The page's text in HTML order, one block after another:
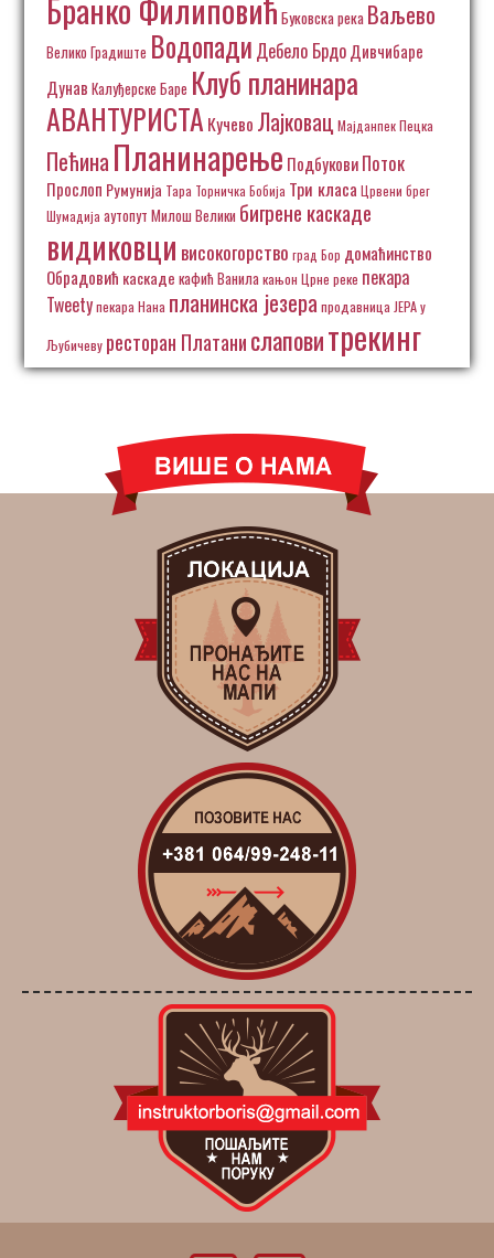
Бранко Филиповић Буковска река Ваљево
Велико Градиште Водопади Дебело БрдоДивчибаре
Дунав Калуђерске Баре Клуб планинара
АВАНТУРИСТА Кучево Лајковац Мајданпек Пецка
Пећина Планинарење ПодбуковиПоток
Прослоп Румунија Тара Торничка Бобија Три класа Црвени брег
Шумадија аутопут Милош Велики бигрене каскаде
видиковци високогорство град Бор домаћинство
Обрадовић каскаде кафић Ванилакањон Црне реке пекара
Tweetyпекара Нана планинска језера продавница ЈЕРА у
Љубичеву ресторан Платанислаповитрекинг